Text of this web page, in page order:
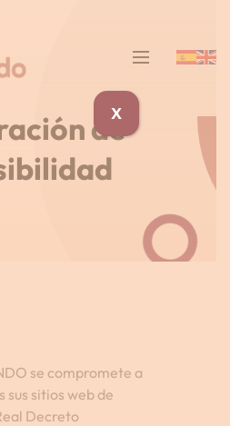
de
se compromete a
sus sitios web de
Decreto
X